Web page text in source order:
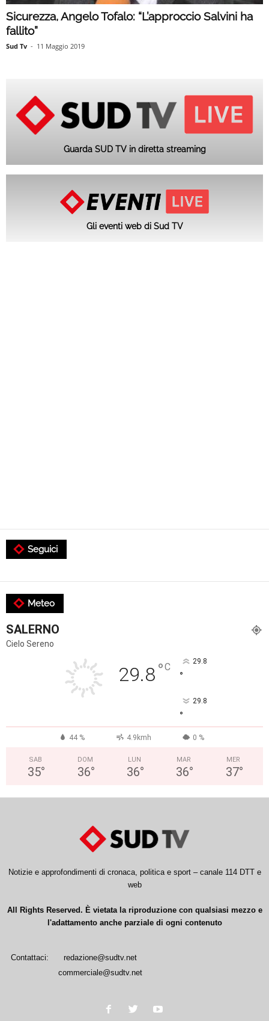
Sicurezza, Angelo Tofalo: “L’approccio Salvini ha
fallito”
Sud Tv - 11 Maggio 2019
Guarda SUD TV in diretta streaming
Gli eventi web di Sud TV
Seguici
Meteo
SALERNO
Cielo Sereno
29.8°C 29.8
°
29.8
°
44 % 4.9kmh 0 %
SAB
35°
DOM
36°
LUN
36°
MAR
36°
MER
37°
Notizie e approfondimenti di cronaca, politica e sport – canale 114 DTT e
web
All Rights Reserved. È vietata la riproduzione con qualsiasi mezzo e
l'adattamento anche parziale di ogni contenuto
Contattaci:
redazione@sudtv.net
commerciale@sudtv.net